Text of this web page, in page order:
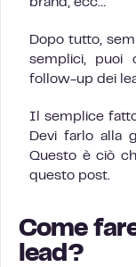
brand, ecc…
Dopo tutto,
semplici, puoi
follow-up dei
Il semplice
Devi farlo alla
Questo è ciò
questo post.
Come
lead?